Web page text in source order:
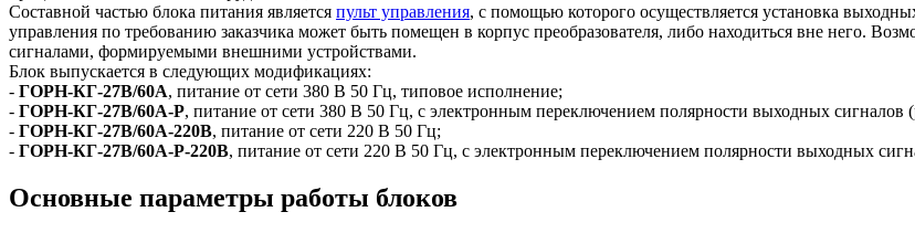
Составной частью блока питания является пульт управления, с помощью которого осуществляется установка
управления по требованию заказчика может быть помещен в корпус преобразователя, либо находиться вне него.
сигналами, формируемыми внешними устройствами.
Блок выпускается в следующих модификациях:
- ГОРН-КГ-27В/60А, питание от сети 380 В 50 Гц, типовое исполнение;
- ГОРН-КГ-27В/60А-Р, питание от сети 380 В 50 Гц, с электронным переключением полярности выходных сигналов
- ГОРН-КГ-27В/60А-220В, питание от сети 220 В 50 Гц;
- ГОРН-КГ-27В/60А-Р-220В, питание от сети 220 В 50 Гц, с электронным переключением полярности выходных
Основные параметры работы блоков